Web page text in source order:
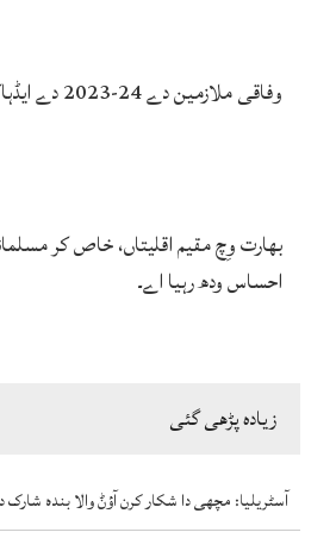
وفاقی ملازمین دے 24-2023 دے ایڈہاک الاؤنسز منجمد
بھارت وِچ مقیم اقلیتاں، خاص کر
احساس ودھ رہیا اے۔
زیادہ پڑھی گئی
آسٹریلیا: مچھی دا شکار کرن آؤݨ والا بندہ